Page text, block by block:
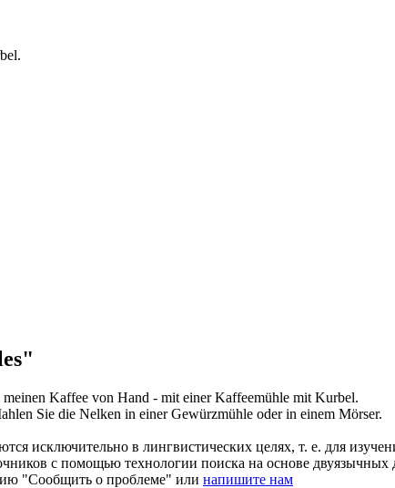
meinen Kaffee von Hand - mit einer Kaffeemühle mit Kurbel.
Sie die Nelken in einer Gewürzmühle oder in einem Mörser.
исключительно в лингвистических целях, т. е. для
с помощью технологии поиска на основе
"Сообщить о проблеме" или напишите нам